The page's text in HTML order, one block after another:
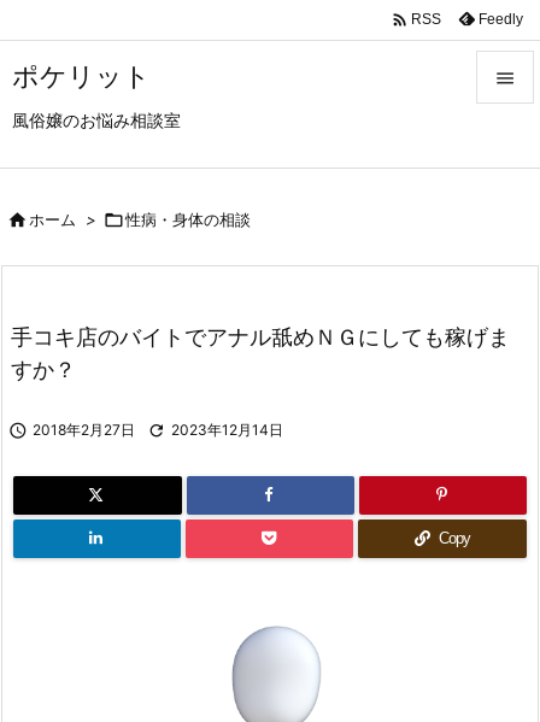
ポケリット
風俗嬢のお悩み相談室

次へ
 RSS Feedly
ホーム > 性病・身体の相談
手コキ店のバイトでアナル舐めＮＧにしても稼げま
すか？
 2018年2月27日  2023年12月14日
Copy